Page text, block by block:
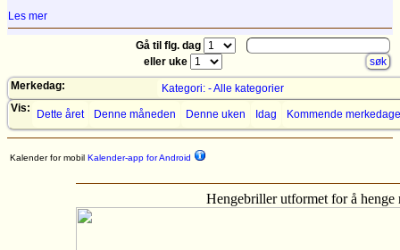
Les mer
Gå til flg. dag
eller uke
Merkedag:
Kategori: - Alle kategorier
Vis:
Dette året Denne måneden Denne uken Idag Kommende
Kalender for mobil Kalender-app for Android
Hengebriller utformet for å henge